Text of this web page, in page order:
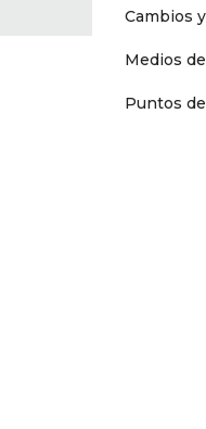
Cambios
Medios
Puntos